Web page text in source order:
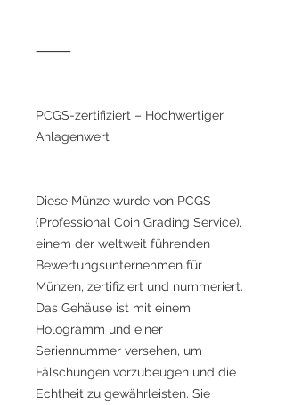
⸻
PCGS-zertifiziert – Hochwertiger
Anlagenwert
Diese Münze wurde von PCGS
(Professional Coin Grading Service),
einem der weltweit führenden
Bewertungsunternehmen für
Münzen, zertifiziert und nummeriert.
Das Gehäuse ist mit einem
Hologramm und einer
Seriennummer versehen, um
Fälschungen vorzubeugen und die
Echtheit zu gewährleisten. Sie